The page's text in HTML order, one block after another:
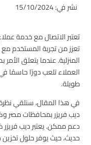
نشر في: 15/10/2024
تعتبر الاتصال مع خدمة
تعزز من تجربة المستخدم
المنزلية. عندما يتعلق
العملاء تلعب دورًا حاسمًا
طويلة.
في هذا المقال، سنلقي
ديب فريزر بمحافظات مصر
دعم ممكن. يعتبر ديب
حديث، حيث يوفر حلول تخزين